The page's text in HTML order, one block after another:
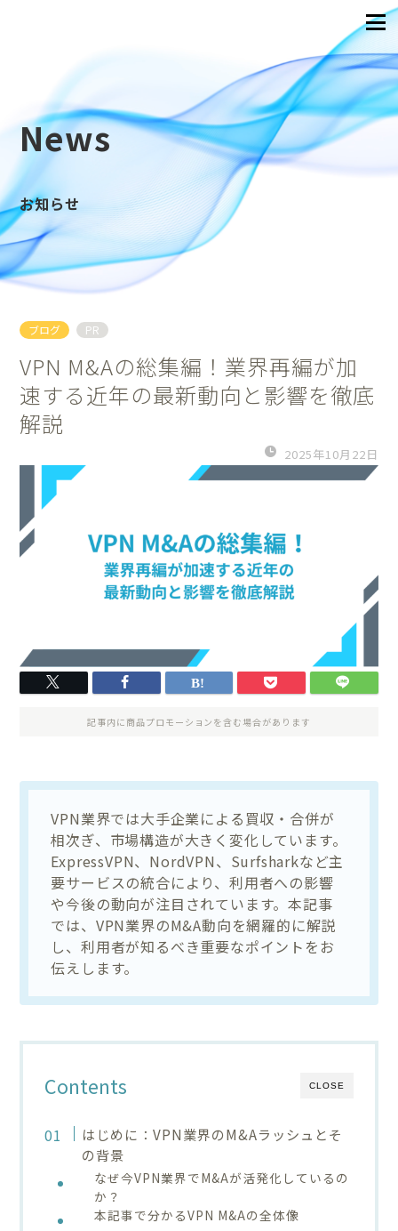
News
お知らせ
ブログ PR
VPN M&Aの総集編！業界再編が加
速する近年の最新動向と影響を徹底
解説
2025年10月22日
記事内に商品プロモーションを含む場合があります
VPN業界では大手企業による買収・合併が
相次ぎ、市場構造が大きく変化しています。
ExpressVPN、NordVPN、Surfsharkなど主
要サービスの統合により、利用者への影響
や今後の動向が注目されています。本記事
では、VPN業界のM&A動向を網羅的に解説
し、利用者が知るべき重要なポイントをお
伝えします。
CLOSE
Contents
はじめに：VPN業界のM&Aラッシュとそ
の背景
なぜ今VPN業界でM&Aが活発化しているの
か？
本記事で分かるVPN M&Aの全体像